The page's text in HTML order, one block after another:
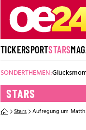
TICKERSPORTSTARS
SONDERTHEMEN:
STARS
Stars Aufregung um